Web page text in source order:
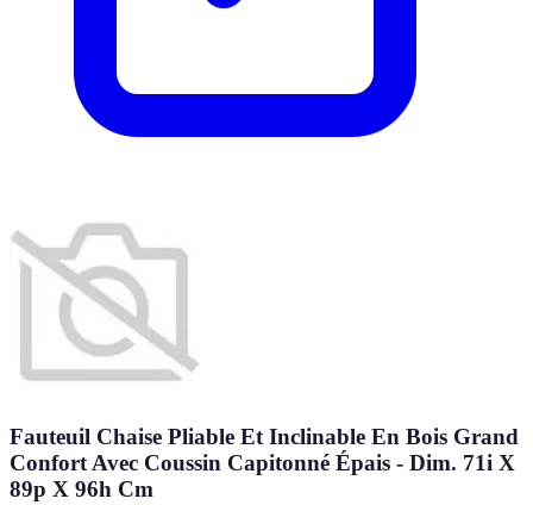
Fauteuil Chaise Pliable Et Inclinable En Bois Grand
Confort Avec Coussin Capitonné Épais - Dim. 71i X
89p X 96h Cm